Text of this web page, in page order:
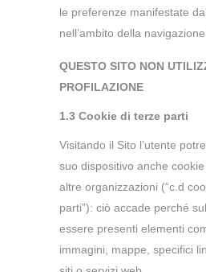
le preferenze manifestate
nell’ambito della navigazione
QUESTO SITO NON
PROFILAZIONE
1.3 Cookie di terze parti
Visitando il Sito l’utente
suo dispositivo anche
altre organizzazioni (“c.d
parti”): ciò accade perché
essere presenti elementi
immagini, mappe, specifici